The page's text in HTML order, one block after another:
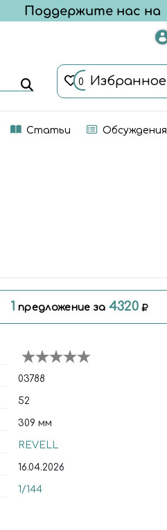
0 Избранное
Статьи Обсуждения
1 предложение за 4320
03788
52
309 мм
REVELL
16.04.2026
1/144